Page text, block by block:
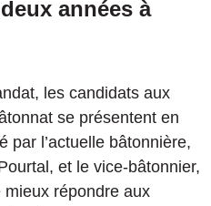
années à
les candidats aux
se présentent en
par l’actuelle bâtonnière,
et le vice-bâtonnier,
répondre aux